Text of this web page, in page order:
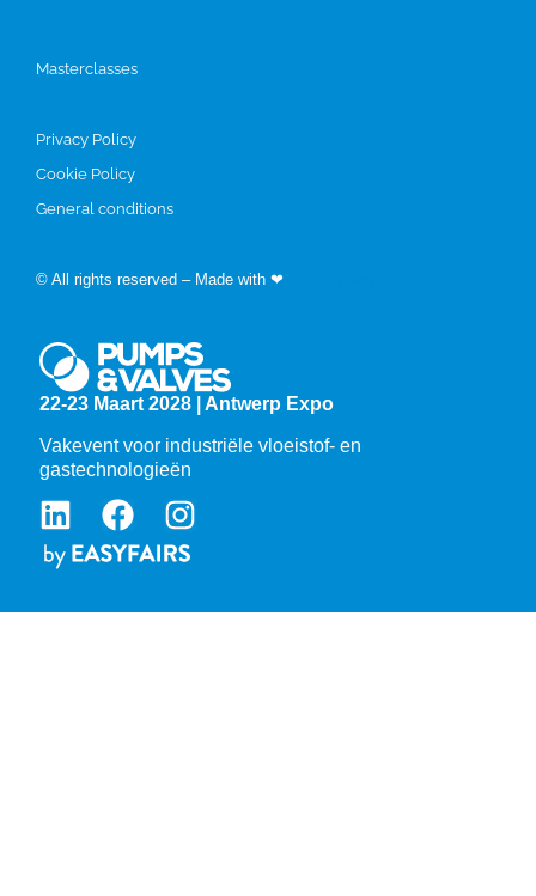
22-23 Maart 2028 | Antwerp Expo
Vakevent voor industriële vloeistof- en
gastechnologieën
Masterclasses
Privacy Policy
Cookie Policy
General conditions
© All rights reserved – Made with ❤